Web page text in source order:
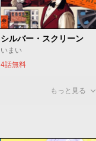
シルバー・スクリーン
いまい
4話無料
もっと見る